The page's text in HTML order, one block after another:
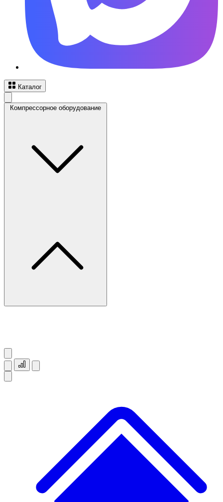
Каталог
Компрессорное оборудование